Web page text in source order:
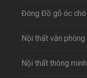
Đóng Đồ gỗ óc chó
Nội thất văn phòng
Nội thất thông minh